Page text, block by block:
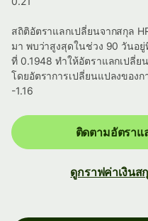
สถิติอัตราแลกเปลี่ยนจากสกุล
มา พบว่าสูงสุดในช่วง 90 วันอ
ที่ 0.1948 ทำให้อัตราแลกเปลี่ย
โดยอัตราการเปลี่ยนแปลงของก
-1.16
ติดตามอัตราแ
ดูกราฟค่าเงินส